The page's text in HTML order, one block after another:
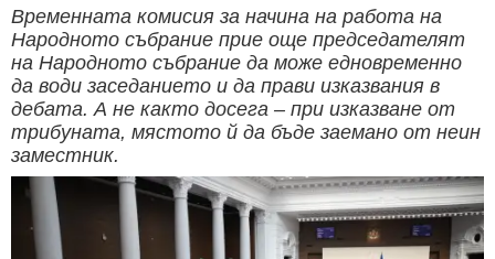
Временната комисия за начина на работа на
Народното събрание прие още председателят
на Народното събрание да може едновременно
да води заседанието и да прави изказвания в
дебата. А не както досега – при изказване от
трибуната, мястото й да бъде заемано от неин
заместник.